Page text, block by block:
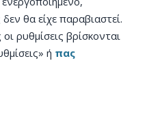
θα είχε παραβιαστεί.
ρυθμίσεις βρίσκονται
ή πας